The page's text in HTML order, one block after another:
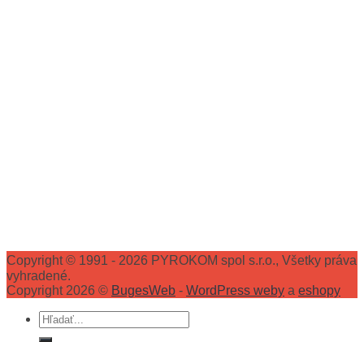
Copyright © 1991 - 2026 PYROKOM spol s.r.o., Všetky práva
vyhradené.
Copyright 2026 © BugesWeb - WordPress weby a eshopy
Hľadať: